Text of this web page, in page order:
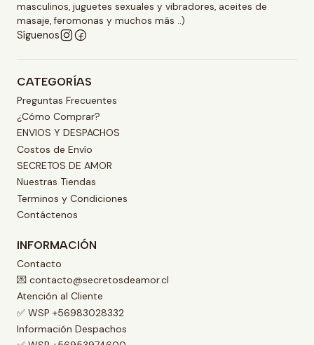
masculinos, juguetes sexuales y vibradores, aceites de
masaje, feromonas y muchos más ..)
Síguenos
CATEGORÍAS
Preguntas Frecuentes
¿Cómo Comprar?
ENVIOS Y DESPACHOS
Costos de Envío
SECRETOS DE AMOR
Nuestras Tiendas
Terminos y Condiciones
Contáctenos
INFORMACIÓN
Contacto
💌 contacto@secretosdeamor.cl
Atención al Cliente
✅ WSP +56983028332
Información Despachos